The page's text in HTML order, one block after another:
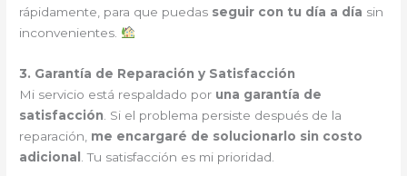
rápidamente, para que puedas seguir con tu día a día sin
inconvenientes.
3. Garantía de Reparación y Satisfacción
Mi servicio está respaldado por una garantía de
satisfacción . Si el problema persiste después de la
reparación, me encargaré de solucionarlo sin costo
adicional
. Tu satisfacción es mi prioridad.